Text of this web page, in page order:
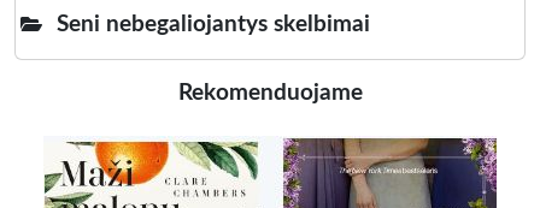
Seni nebegaliojantys skelbimai
Rekomenduojame